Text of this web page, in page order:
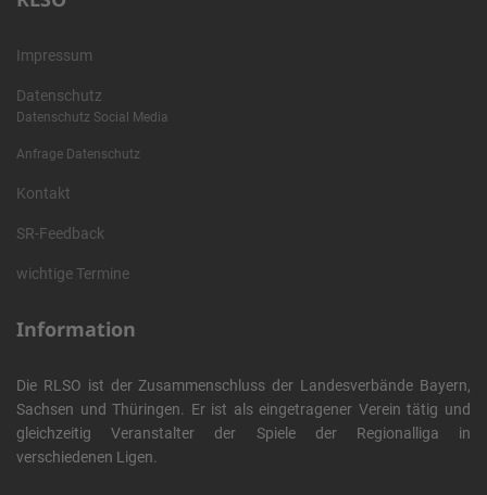
Impressum
Datenschutz
Datenschutz Social Media
Anfrage Datenschutz
Kontakt
SR-Feedback
wichtige Termine
Information
Die RLSO ist der Zusammenschluss der Landesverbände Bayern,
Sachsen und Thüringen. Er ist als eingetragener Verein tätig und
gleichzeitig Veranstalter der Spiele der Regionalliga in
verschiedenen Ligen.